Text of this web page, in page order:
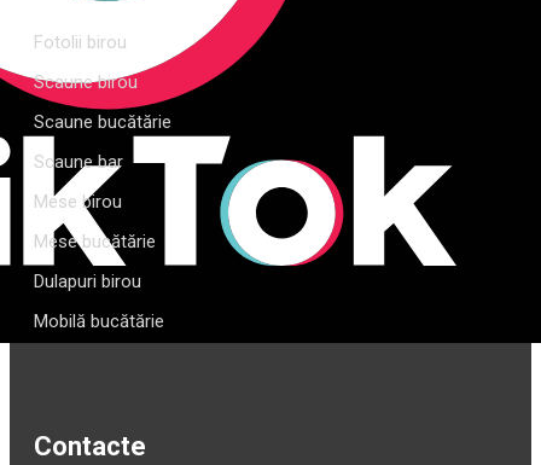
Fotolii birou
Scaune birou
Scaune bucătărie
Scaune bar
Mese birou
Mese bucătărie
Dulapuri birou
Mobilă bucătărie
Contacte